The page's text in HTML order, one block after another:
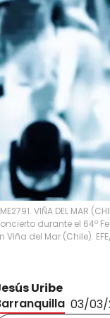
VIÑA DEL MAR
durante el 64º
Viña del Mar (Chile).
Uribe
03/03/